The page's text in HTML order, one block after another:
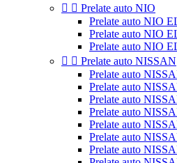
  Prelate auto NIO
Prelate auto NIO
Prelate auto NIO
Prelate auto NIO
  Prelate auto NISSAN
Prelate auto
Prelate auto
Prelate auto
Prelate auto
Prelate auto
Prelate auto
Prelate auto